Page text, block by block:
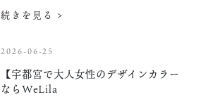
続きを見る >
2026-06-25
【宇都宮で大人女性のデザインカラー
ならWeLila